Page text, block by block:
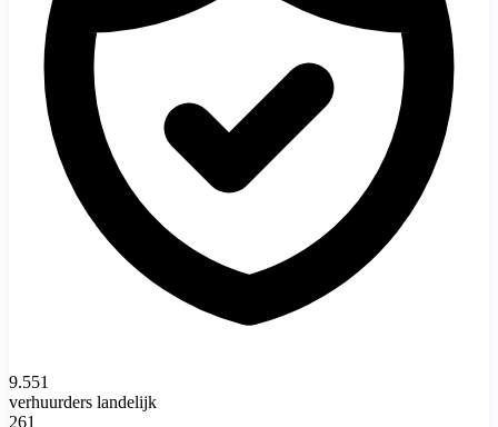
9.551
verhuurders landelijk
261